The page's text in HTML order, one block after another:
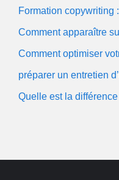
Formation copywriting
Comment apparaître
Comment optimiser
préparer un entretien
Quelle est la